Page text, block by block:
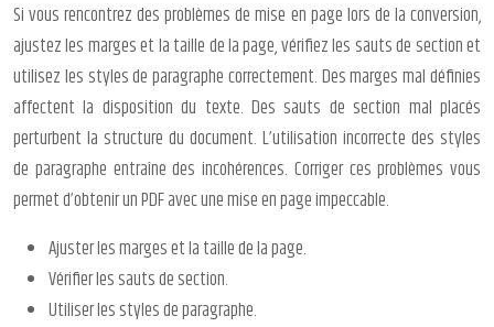
Si vous rencontrez des problèmes de mise en page lors de la conversion,
ajustez les marges et la taille de la page, vérifiez les sauts de section et
utilisez les styles de paragraphe correctement. Des marges mal définies
affectent la disposition du texte. Des sauts de section mal placés
perturbent la structure du document. L’utilisation incorrecte des styles
de paragraphe entraîne des incohérences. Corriger ces problèmes vous
permet d’obtenir un PDF avec une mise en page impeccable.
Ajuster les marges et la taille de la page.
Vérifier les sauts de section.
Utiliser les styles de paragraphe.